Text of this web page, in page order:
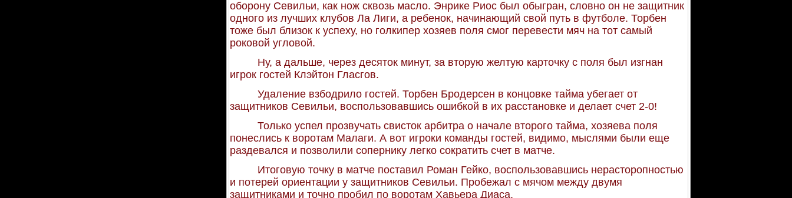
оборону Севильи, как нож сквозь масло. Энрике Риос был обыгран, словно он не защитник
одного из лучших клубов Ла Лиги, а ребенок, начинающий свой путь в футболе. Торбен
тоже был близок к успеху, но голкипер хозяев поля смог перевести мяч на тот самый
роковой угловой.
Ну, а дальше, через десяток минут, за вторую желтую карточку с поля был изгнан
игрок гостей Клэйтон Гласгов.
Удаление взбодрило гостей. Торбен Бродерсен в концовке тайма убегает от
защитников Севильи, воспользовавшись ошибкой в их расстановке и делает счет 2-0!
Только успел прозвучать свисток арбитра о начале второго тайма, хозяева поля
понеслись к воротам Малаги. А вот игроки команды гостей, видимо, мыслями были еще
раздевался и позволили сопернику легко сократить счет в матче.
Итоговую точку в матче поставил Роман Гейко, воспользовавшись нерасторопностью
и потерей ориентации у защитников Севильи. Пробежал с мячом между двумя
защитниками и точно пробил по воротам Хавьера Диаса.